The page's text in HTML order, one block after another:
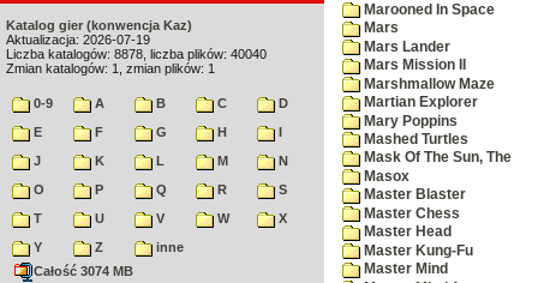
Katalog gier (konwencja Kaz)
Aktualizacja: 2026-07-19
Liczba katalogów: 8878, liczba plików: 40040
Zmian katalogów: 1, zmian plików: 1
0-9 A B C
D
E
F G H
I
J
K L M
N
O
P Q R
S
T
U V W
X
Y
Z
inne
Całość 3074 MB
Marooned In Space
Mars
Mars Lander
Mars Mission II
Marshmallow Maze
Martian Explorer
Mary Poppins
Mashed Turtles
Mask Of The Sun, The
Masox
Master Blaster
Master Chess
Master Head
Master Kung-Fu
Master Mind